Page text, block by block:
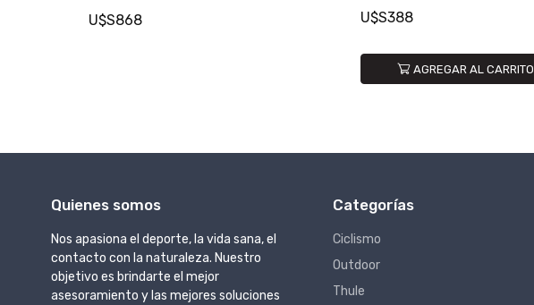
U$S868 U$S388
AGREGAR AL CARRITO
Quienes somos
Nos apasiona el deporte, la vida sana, el
contacto con la naturaleza. Nuestro
objetivo es brindarte el mejor
asesoramiento y las mejores soluciones
Categorías
Ciclismo
Outdoor
Thule